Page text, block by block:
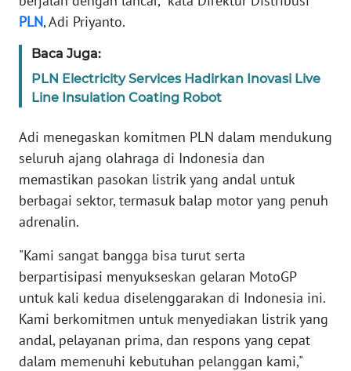
PLN, Adi Priyanto.
Baca Juga:
PLN Electricity Services Hadirkan Inovasi Live
Line Insulation Coating Robot
Adi menegaskan komitmen PLN dalam mendukung
seluruh ajang olahraga di Indonesia dan
memastikan pasokan listrik yang andal untuk
berbagai sektor, termasuk balap motor yang penuh
adrenalin.
"Kami sangat bangga bisa turut serta
berpartisipasi menyukseskan gelaran MotoGP
untuk kali kedua diselenggarakan di Indonesia ini.
Kami berkomitmen untuk menyediakan listrik yang
andal, pelayanan prima, dan respons yang cepat
dalam memenuhi kebutuhan pelanggan kami,"
WN
JAKARTA
JABAR
BANTEN
WN
NTT
KEPRI
WN
PAPUA
WN